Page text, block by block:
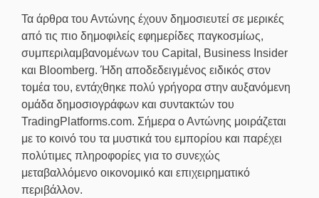
Τα άρθρα του Αντώνης έχουν δημοσιευτεί σε μερικές
από τις πιο δημοφιλείς εφημερίδες παγκοσμίως,
συμπεριλαμβανομένων του Capital, Business Insider
και Bloomberg. Ήδη αποδεδειγμένος ειδικός στον
τομέα του, εντάχθηκε πολύ γρήγορα στην αυξανόμενη
ομάδα δημοσιογράφων και συντακτών του
TradingPlatforms.com. Σήμερα ο Αντώνης μοιράζεται
με το κοινό του τα μυστικά του εμπορίου και παρέχει
πολύτιμες πληροφορίες για το συνεχώς
μεταβαλλόμενο οικονομικό και επιχειρηματικό
περιβάλλον.